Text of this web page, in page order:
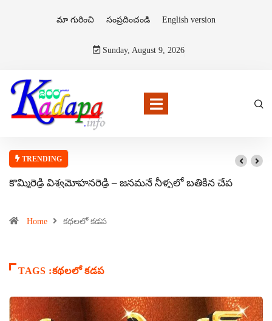
మా గురించి సంప్రదించండి English version
Sunday, August 9, 2026
TRENDING
కొమ్మిరెడ్డి విశ్వమోహనరెడ్డి – జనమనే నీళ్ళలో బతికిన చేప
Home కథలలో కడప
TAGS :కథలలో కడప